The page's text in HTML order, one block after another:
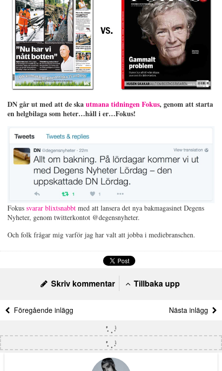
DN går ut med att de skautmana tidningen Fokus, genom att starta
en helgbilaga som heter…håll i er…Fokus!
Fokus svarar blixtsnabbt med att lansera det nya bakmagasinet Degens
Nyheter, genom twitterkontot @degensnyheter.
Och folk frågar mig varför jag har valt att jobba i mediebranschen.
Skriv kommentar Tillbaka upp
Föregående inlägg Nästa inlägg